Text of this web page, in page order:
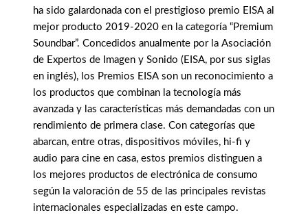
ha sido galardonada con el prestigioso premio EISA al
mejor producto 2019-2020 en la categoría “Premium
Soundbar”. Concedidos anualmente por la Asociación
de Expertos de Imagen y Sonido (EISA, por sus siglas
en inglés), los Premios EISA son un reconocimiento a
los productos que combinan la tecnología más
avanzada y las características más demandadas con un
rendimiento de primera clase. Con categorías que
abarcan, entre otras, dispositivos móviles, hi-fi y
audio para cine en casa, estos premios distinguen a
los mejores productos de electrónica de consumo
según la valoración de 55 de las principales revistas
internacionales especializadas en este campo.